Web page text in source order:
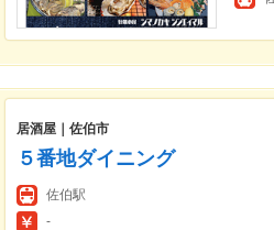
居酒屋｜佐伯市
５番地ダイニング
佐伯駅
-